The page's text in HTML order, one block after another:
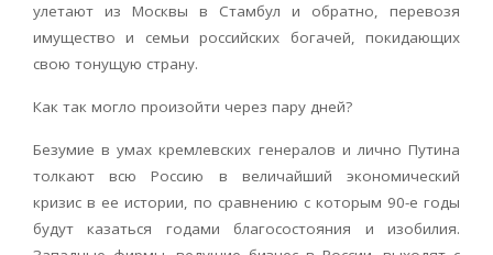
улетают из Москвы в Стамбул и обратно, перевозя
имущество и семьи российских богачей, покидающих
свою тонущую страну.
Как так могло произойти через пару дней?
Безумие в умах кремлевских генералов и лично Путина
толкают всю Россию в величайший экономический
кризис в ее истории, по сравнению с которым 90-е годы
будут казаться годами благосостояния и изобилия.